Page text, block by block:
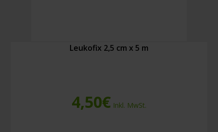
Leukofix 2,5 cm x 5 m
4,50€ Inkl. MwSt.